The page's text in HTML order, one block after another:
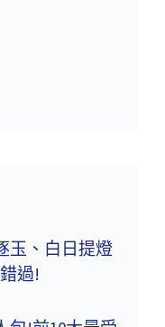
玉、白日提燈
過!